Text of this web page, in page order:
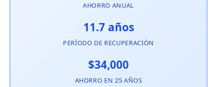
AHORRO ANUAL
11.7 años
PERÍODO DE RECUPERACIÓN
$34,000
AHORRO EN 25 AÑOS